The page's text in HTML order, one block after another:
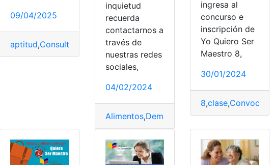
quiero
Quiero ser Maestro
09/04/2025
aptitud,Consulta Ecuador,Maestro
inquietud
recuerda
contactarnos a
través de
nuestras redes
sociales,
04/02/2024
Alimentos,Demandado,Ecuador,SUPA
ingresa al
concurso e
inscripción de
Yo Quiero Ser
Maestro 8,
30/01/2024
8,clase,Convocados